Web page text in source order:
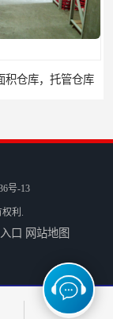
积仓库，托管仓库
宝山区小面积托管仓库，电商仓库
号-13
利.
口 网站地图